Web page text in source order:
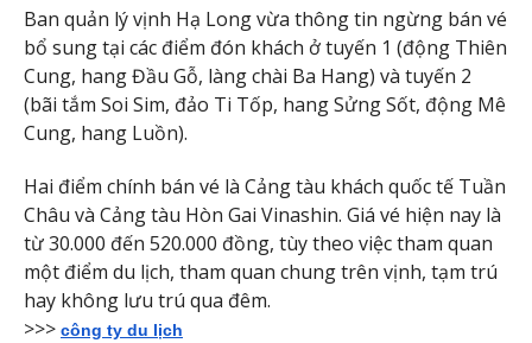
Ban quản lý vịnh Hạ Long vừa thông tin ngừng bán vé
bổ sung tại các điểm đón khách ở tuyến 1 (động Thiên
Cung, hang Đầu Gỗ, làng chài Ba Hang) và tuyến 2
(bãi tắm Soi Sim, đảo Ti Tốp, hang Sửng Sốt, động Mê
Cung, hang Luồn).
Hai điểm chính bán vé là Cảng tàu khách quốc tế Tuần
Châu và Cảng tàu Hòn Gai Vinashin. Giá vé hiện nay là
từ 30.000 đến 520.000 đồng, tùy theo việc tham quan
một điểm du lịch, tham quan chung trên vịnh, tạm trú
hay không lưu trú qua đêm.
>>> công ty du lịch